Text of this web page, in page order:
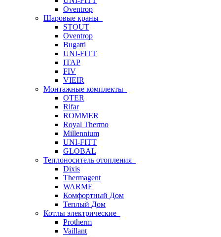
Oventrop
Шаровые краны
STOUT
Oventrop
Bugatti
UNI-FITT
ITAP
FIV
VIEIR
Монтажные комплекты
OTER
Rifar
ROMMER
Royal Thermo
Millennium
UNI-FITT
GLOBAL
Теплоноситель отопления
Dixis
Thermagent
WARME
Комфортный Дом
Теплый Дом
Котлы электрические
Protherm
Vaillant